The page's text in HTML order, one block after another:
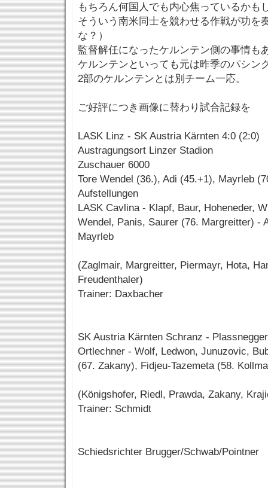
もちろん何国人でも内心焦っているかも
そういう南米同士を競わせる作戦が功を
な？）
監督解任になったケルンテン側の事情も
ケルンテンといっても元は昨季のパシン
2部のケルンテンとは別チーム一応。
ご好評につき画像に替わり試合記録を
LASK Linz - SK Austria Kärnten 4:0 (2:0)
Austragungsort Linzer Stadion
Zuschauer 6000
Tore Wendel (36.), Adi (45.+1), Mayrleb
Aufstellungen
LASK Cavlina - Klapf, Baur, Hoheneder,
Wendel, Panis, Saurer (76. Margreitter) -
Mayrleb
(Zaglmair, Margreitter, Piermayr, Hota,
Freudenthaler)
Trainer: Daxbacher
SK Austria Kärnten Schranz -
Ortlechner - Wolf, Ledwon, Junuzovic,
(67. Zakany), Fidjeu-Tazemeta (58.
(Königshofer, Riedl, Prawda, Zakany,
Trainer: Schmidt
Schiedsrichter Brugger/Schwab/Pointner